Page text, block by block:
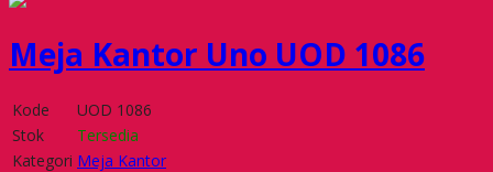
Meja Kantor Uno UOD 1086
Kode
UOD 1086
Stok
Tersedia
Kategori Meja Kantor